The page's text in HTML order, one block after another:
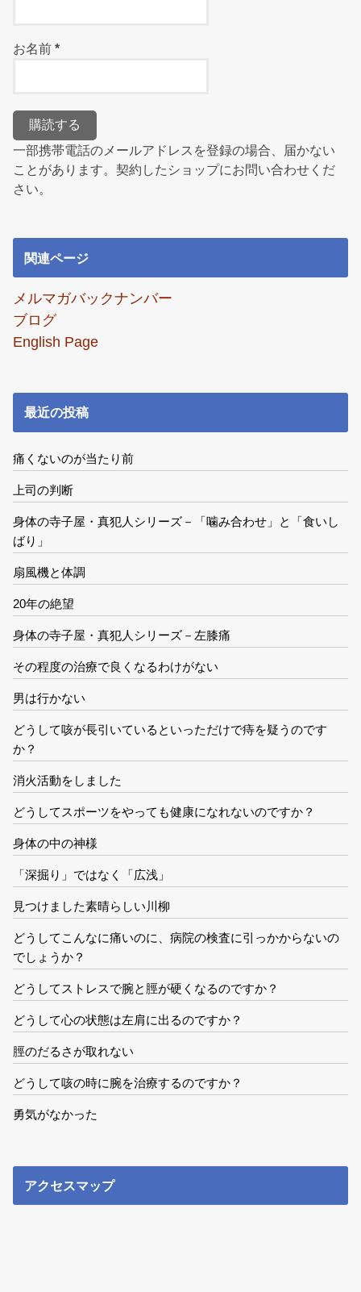
お名前*
一部携帯電話のメールアドレスを登録の場合、届かない
ことがあります。契約したショップにお問い合わせくだ
さい。
関連ページ
メルマガバックナンバー
ブログ
English Page
最近の投稿
痛くないのが当たり前
上司の判断
身体の寺子屋・真犯人シリーズ－「噛み合わせ」と「食いし
ばり」
扇風機と体調
20年の絶望
身体の寺子屋・真犯人シリーズ－左膝痛
その程度の治療で良くなるわけがない
男は行かない
どうして咳が長引いているといっただけで痔を疑うのです
か？
消火活動をしました
どうしてスポーツをやっても健康になれないのですか？
身体の中の神様
「深掘り」ではなく「広浅」
見つけました素晴らしい川柳
どうしてこんなに痛いのに、病院の検査に引っかからないの
でしょうか？
どうしてストレスで腕と脛が硬くなるのですか？
どうして心の状態は左肩に出るのですか？
脛のだるさが取れない
どうして咳の時に腕を治療するのですか？
勇気がなかった
アクセスマップ